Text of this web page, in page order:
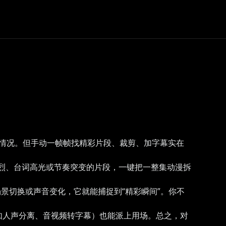
况。但手动一帧帧找精彩片段、裁剪、加字幕实在
台词高光或节奏突变的片段，一键把一整集动漫拆
换或声音变化，它就能捕捉到“精彩瞬间”。你不
声分离、音视频转字幕）也能派上用场。总之，对